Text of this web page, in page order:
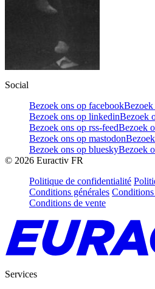
Social
Bezoek ons op facebook
Bezoek ons op linkedinBezoek
Bezoek ons op rss-feedBezoek
Bezoek ons op mastodon
Bezoek ons op blueskyBezoek
© 2026 Euractiv FR
Politique de confidentialité
Conditions générales Conditions
Conditions de vente
Services